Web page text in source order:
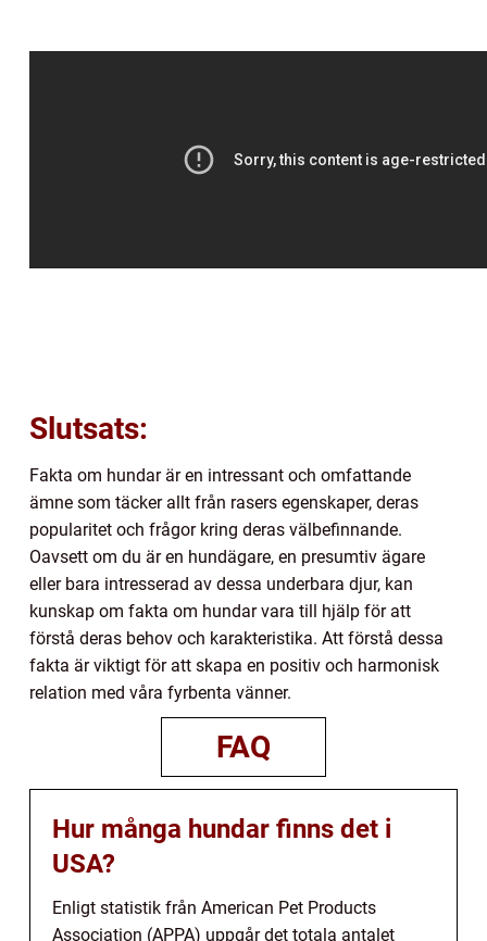
Slutsats:
Fakta om hundar är en intressant och omfattande
ämne som täcker allt från rasers egenskaper, deras
popularitet och frågor kring deras välbefinnande.
Oavsett om du är en hundägare, en presumtiv ägare
eller bara intresserad av dessa underbara djur, kan
kunskap om fakta om hundar vara till hjälp för att
förstå deras behov och karakteristika. Att förstå dessa
fakta är viktigt för att skapa en positiv och harmonisk
relation med våra fyrbenta vänner.
FAQ
Hur många hundar finns det i
USA?
Enligt statistik från American Pet Products
Association (APPA) uppgår det totala antalet